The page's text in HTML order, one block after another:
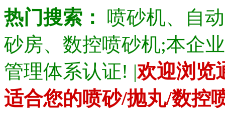
热门搜索：
喷砂机、自
砂房、数控喷砂机;本企
管理体系认证! |欢迎浏览
适合您的喷砂/抛丸/数控